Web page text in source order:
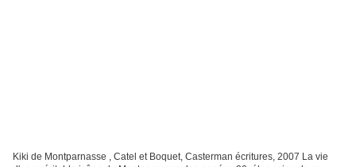
Kiki de Montparnasse , Catel et Boquet, Casterman écritures, 2007 La vie